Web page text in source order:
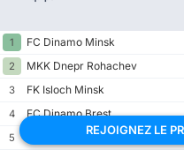
1 FC Dinamo Minsk
2
MKK Dnepr Rohachev
3
FK Isloch Minsk
4
FC Dinamo Brest
5
REJOIGNEZ LE